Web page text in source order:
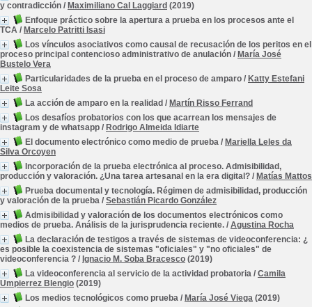
y contradicción / Maximiliano Cal Laggiard (2019)
Enfoque práctico sobre la apertura a prueba en los procesos ante el
TCA / Marcelo Patritti Isasi
Los vínculos asociativos como causal de recusación de los peritos en el
proceso principal contencioso administrativo de anulación / María José
Bustelo Vera
Particularidades de la prueba en el proceso de amparo / Katty Estefani
Leite Sosa
La acción de amparo en la realidad / Martín Risso Ferrand
Los desafíos probatorios con los que acarrean los mensajes de
instagram y de whatsapp / Rodrigo Almeida Idiarte
El documento electrónico como medio de prueba / Mariella Leles da
Silva Orcoyen
Incorporación de la prueba electrónica al proceso. Admisibilidad,
producción y valoración. ¿Una tarea artesanal en la era digital? / Matías Mattos
Prueba documental y tecnología. Régimen de admisibilidad, producción
y valoración de la prueba / Sebastián Picardo González
Admisibilidad y valoración de los documentos electrónicos como
medios de prueba. Análisis de la jurisprudencia reciente. / Agustina Rocha
La declaración de testigos a través de sistemas de videoconferencia: ¿
es posible la coexistencia de sistemas "oficiales" y "no oficiales" de
videoconferencia ? / Ignacio M. Soba Bracesco (2019)
La videoconferencia al servicio de la actividad probatoria / Camila
Umpierrez Blengio (2019)
Los medios tecnológicos como prueba / María José Viega (2019)